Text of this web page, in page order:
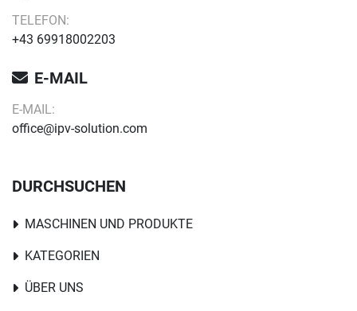
TELEFON:
+43 69918002203
E-MAIL
E-MAIL:
office@ipv-solution.com
DURCHSUCHEN
MASCHINEN UND PRODUKTE
KATEGORIEN
ÜBER UNS